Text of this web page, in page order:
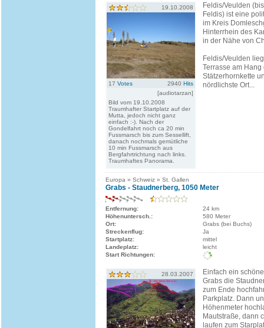
19.10.2008
17 Votes 2940 Hits
[audiotarzan]
Bild vom 19.10.2008
Traumhafter Startplatz auf der
Mutta, jedoch nicht ganz
einfach :-). Nach der
Gondelfahrt noch ca 20 min
Fussmarsch bis zum Sessellift,
danach nochmals gemütliche
10 min Fussmarsch aus
Bergfahrtrichtung nach links.
Traumhaftes Panorama.
Feldis/Veulden
Feldis) ist eine
im Kreis
Hinterrhein des
in der Nähe von
Feldis/Veulden
Terrasse am Hang
Stätzerhornkette
nördlichste Ort...
Europa » Schweiz » St. Gallen
Grabs - Staudnerberg, 1050 Meter
Entfernung:
24 km
Höhenuntersch.:
580 Meter
Ort:
Grabs (bei Buchs)
Streckenflug:
Ja
Startplatz:
mittel
Landeplatz:
leicht
Start Richtungen:
28.03.2007
Einfach ein
Grabs die
zum Ende
Parkplatz. Dann
Höhenmeter
Mautstraße, dann
laufen zum